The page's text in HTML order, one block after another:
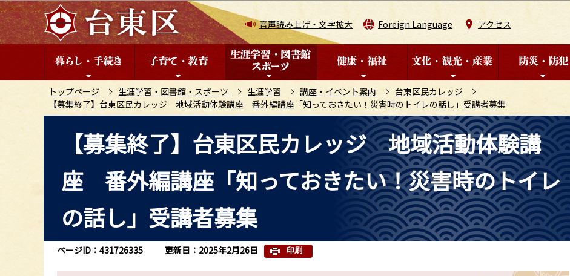
こ
の
ペ
音声読み上げ・文字拡大 Foreign Language アクセス
トップページ 生涯学習・図書館・スポーツ 生涯学習 講座・イベント案内
台東区民カレッジ
【募集終了】台東区民カレッジ 地域活動体験講座 番外編講座「知っておきたい！災害時のトイレの話し」受講者募集
【募集終了】台東区民カレッジ 地域活動体験講
座 番外編講座「知っておきたい！災害時のトイレ
の話し」受講者募集
ページID：431726335 更新日：2025年2月26日 印刷